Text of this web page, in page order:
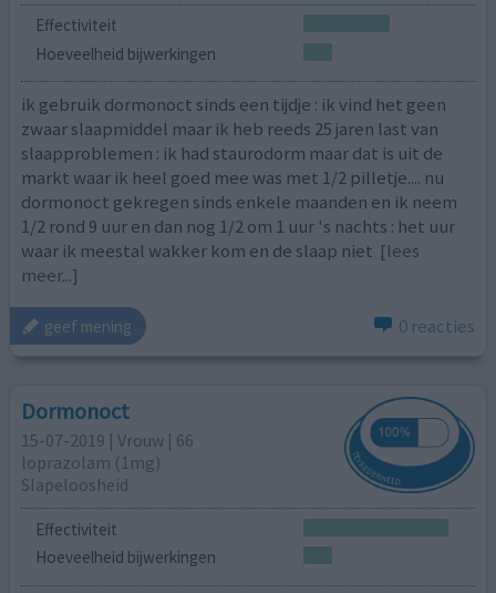
Effectiviteit
Hoeveelheid bijwerkingen
ik gebruik dormonoct sinds een tijdje : ik vind het geen
zwaar slaapmiddel maar ik heb reeds 25 jaren last van
slaapproblemen : ik had staurodorm maar dat is uit de
markt waar ik heel goed mee was met 1/2 pilletje.... nu
dormonoct gekregen sinds enkele maanden en ik neem
1/2 rond 9 uur en dan nog 1/2 om 1 uur 's nachts : het uur
waar ik meestal wakker kom en de slaap niet [lees
meer...]
geef mening 0 reacties
Dormonoct
15-07-2019 | Vrouw | 66
loprazolam (1mg)
Slapeloosheid
Effectiviteit
Hoeveelheid bijwerkingen